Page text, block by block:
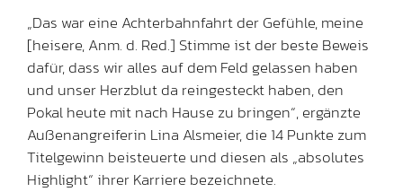
„Das war eine Achterbahnfahrt der Gefühle, meine
[heisere, Anm. d. Red.] Stimme ist der beste Beweis
dafür, dass wir alles auf dem Feld gelassen haben
und unser Herzblut da reingesteckt haben, den
Pokal heute mit nach Hause zu bringen“, ergänzte
Außenangreiferin Lina Alsmeier, die 14 Punkte zum
Titelgewinn beisteuerte und diesen als „absolutes
Highlight“ ihrer Karriere bezeichnete.